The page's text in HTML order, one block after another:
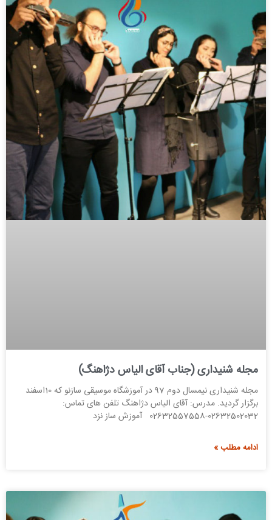
مجله شنیداری (جناب آقای الیاس دژاهنگ)
مجله شنیداری نیمسال دوم 97 در آموزشگاه موسیقی سازنو که 10اسفند
برگزار گردید. مدرس: آقای الیاس دژاهنگ تلفن های تماس:
02632502032-02632557558 آموزش ساز نزد
ادامه مطلب »